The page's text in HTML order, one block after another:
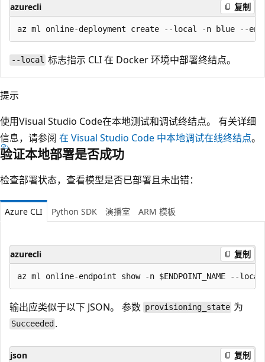
azurecli 复制
--local 标志指示 CLI 在 Docker 环境中部署终结点。
提示
使用Visual Studio Code在本地测试和调试终结点。 有关详细
信息，请参阅 在 Visual Studio Code 中本地调试在线终结点。
验证本地部署是否成功
检查部署状态，查看模型是否已部署且未出错：
Azure CLI Python SDK 演播室 ARM 模板
azurecli 复制
输出应类似于以下 JSON。 参数 provisioning_state 为
Succeeded .
json 复制